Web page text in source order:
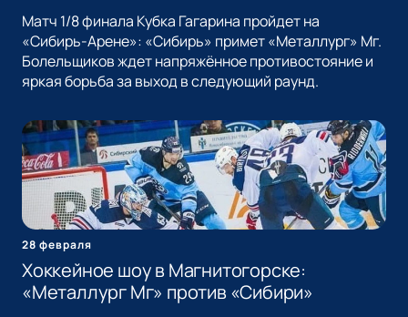
Матч 1/8 финала Кубка Гагарина пройдет на
«Сибирь-Арене»: «Сибирь» примет «Металлург» Мг.
Болельщиков ждет напряжённое противостояние и
яркая борьба за выход в следующий раунд.
28 февраля
Хоккейное шоу в Магнитогорске:
«Металлург Мг» против «Сибири»